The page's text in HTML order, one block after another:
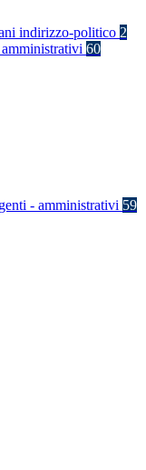
indirizzo-politico 2
60
- amministrativi 59